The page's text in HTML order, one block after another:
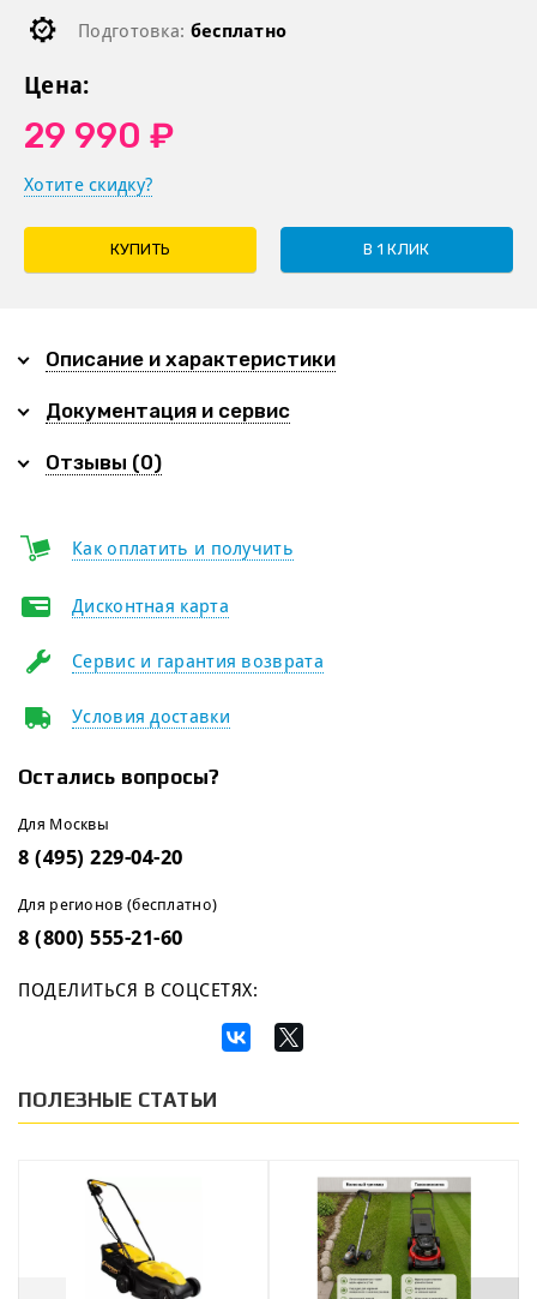
Подготовка: бесплатно
Цена:
29 990 ₽
Хотите скидку?
КУПИТЬ В 1 КЛИК
Описание и характеристики
Документация и сервис
Отзывы (0)
Как оплатить и получить
Дисконтная карта
Сервис и гарантия возврата
Условия доставки
Остались вопросы?
Для Москвы
8 (495) 229-04-20
Для регионов (бесплатно)
8 (800) 555-21-60
ПОДЕЛИТЬСЯ В СОЦСЕТЯХ:
ПОЛЕЗНЫЕ СТАТЬИ